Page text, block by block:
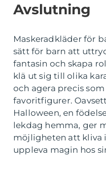
Avslutning
Maskeradkläder för
sätt för barn att
fantasin och skapa
klä ut sig till olika
och agera precis
favoritfigurer.
Halloween, en
lekdag hemma, ger
möjligheten att kliva
uppleva magin hos